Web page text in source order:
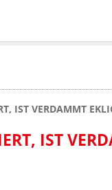
IST VERDAMMT
IST